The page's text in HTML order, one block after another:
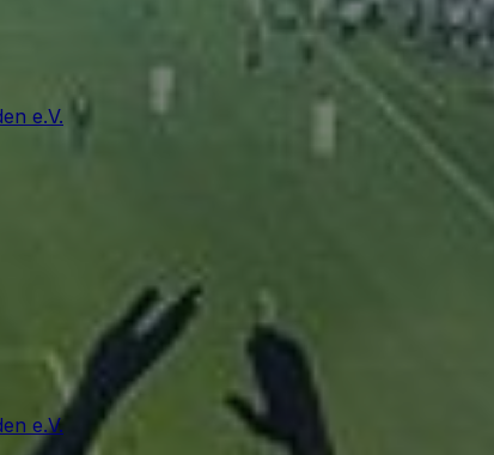
e.V.
e.V.